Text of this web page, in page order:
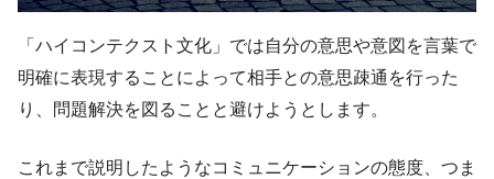
「ハイコンテクスト文化」では自分の意思や意図を言葉で
明確に表現することによって相手との意思疎通を行った
り、問題解決を図ることと避けようとします。
これまで説明したようなコミュニケーションの態度、つま